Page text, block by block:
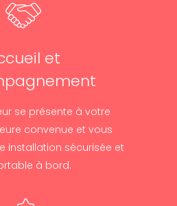
et
se présente à votre
convenue et vous
installation sécurisée et
à bord.